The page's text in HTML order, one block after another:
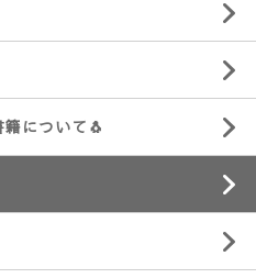
について🐧